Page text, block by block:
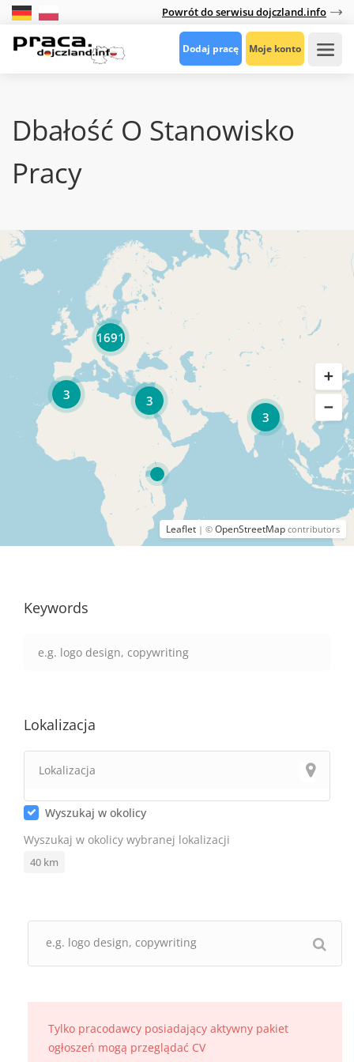
Powrót do serwisu dojczland.info
Dodaj pracę Moje konto
Dbałość O Stanowisko
Pracy
3
3
3
1691
Leaflet | © OpenStreetMap contributors
Keywords
Lokalizacja
Wyszukaj w okolicy
Wyszukaj w okolicy wybranej lokalizacji
40 km
Tylko pracodawcy posiadający aktywny pakiet
ogłoszeń mogą przeglądać CV